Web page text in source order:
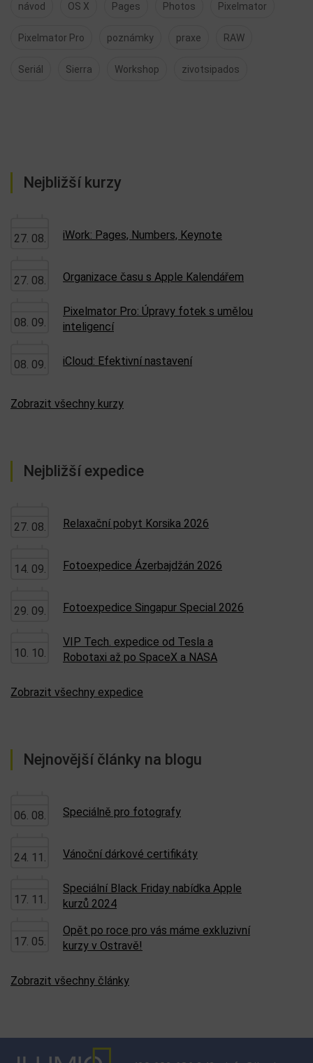
návod OS X Pages Photos Pixelmator
Pixelmator Pro poznámky praxe RAW
Seriál Sierra Workshop zivotsipados
Nejbližší kurzy
27. 08. iWork: Pages, Numbers, Keynote
27. 08. Organizace času s Apple Kalendářem
08. 09.
Pixelmator Pro: Úpravy fotek s umělou
inteligencí
08. 09. iCloud: Efektivní nastavení
Zobrazit všechny kurzy
Nejbližší expedice
27. 08. Relaxační pobyt Korsika 2026
14. 09. Fotoexpedice Ázerbajdžán 2026
29. 09. Fotoexpedice Singapur Special 2026
10. 10.
VIP Tech. expedice od Tesla a
Robotaxi až po SpaceX a NASA
Zobrazit všechny expedice
Nejnovější články na blogu
06. 08. Speciálně pro fotografy
24. 11. Vánoční dárkové certifikáty
17. 11.
Speciální Black Friday nabídka Apple
kurzů 2024
17. 05.
Opět po roce pro vás máme exkluzivní
kurzy v Ostravě!
Zobrazit všechny články